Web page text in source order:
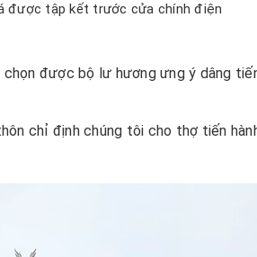
được tập kết trước cửa chính điện
được bộ lư hương ưng ý dâng
chỉ định chúng tôi cho thợ tiến